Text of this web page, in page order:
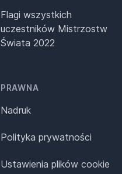
Flagi wszystkich
uczestników Mistrzostw
Świata 2022
PRAWNA
Nadruk
Polityka prywatności
Ustawienia plików cookie